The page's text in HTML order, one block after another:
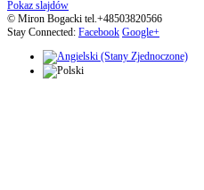
Pokaz slajdów
© Miron Bogacki tel.+48503820566
Stay Connected: Facebook Google+